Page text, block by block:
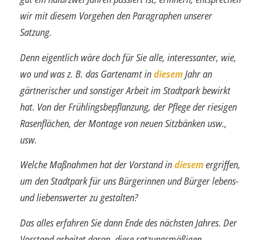
wir mit diesem Vorgehen den Paragraphen unserer
Satzung.
Denn eigentlich wäre doch für Sie alle, interessanter, wie,
wo und was z. B. das Garten­amt indiesemJahr an
gärtnerischer und sonstiger Arbeit im Stadtpark bewirkt
hat. Von der Frühlingsbepflanzung, der Pflege der riesigen
Rasenflächen, der Montage von neuen Sitzbänken usw.,
usw.
Welche Maßnahmen hat der Vorstand indiesemergriffen,
um den Stadtpark für uns Bürgerinnen und Bürger lebens-
und liebenswerter zu gestalten?
Das alles erfahren Sie dann Ende des nächsten Jahres. Der